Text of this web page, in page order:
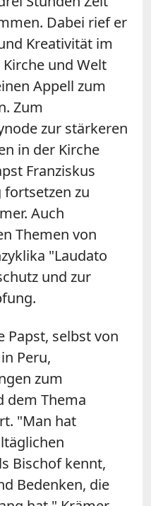
Dabei rief er
Kreativität im
und Welt
Appell zum
Zum
zur stärkeren
in der Kirche
Franziskus
fortsetzen zu
Auch
Themen von
"Laudato
und zur
Papst, selbst von
Peru,
zum
dem Thema
"Man hat
Bischof kennt,
Bedenken, die